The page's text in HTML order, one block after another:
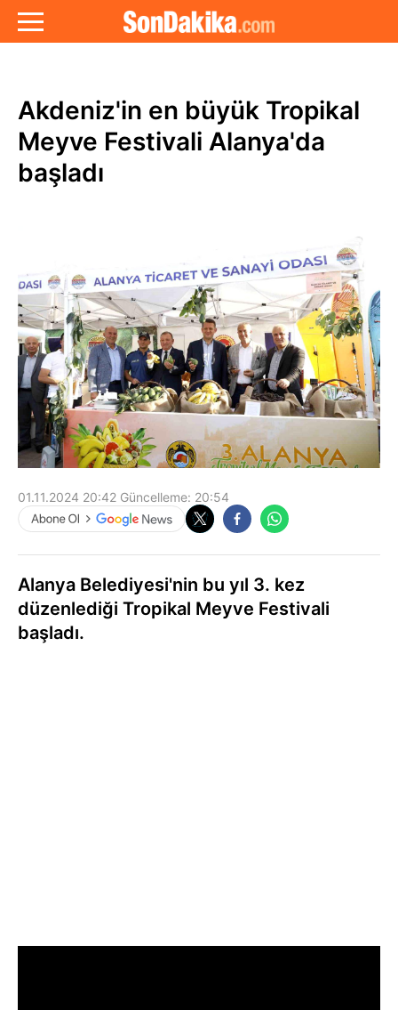
Akdeniz'in en büyük Tropikal
Meyve Festivali Alanya'da
başladı
01.11.2024 20:42 Güncelleme: 20:54
Alanya Belediyesi'nin bu yıl 3. kez
düzenlediği Tropikal Meyve Festivali
başladı.